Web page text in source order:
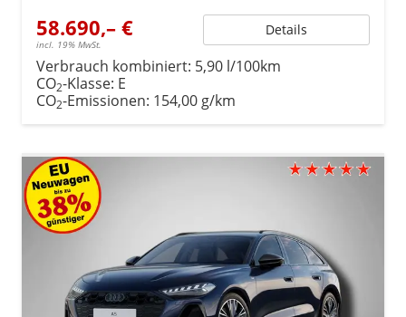
58.690,– €
incl. 19% MwSt.
Details
Verbrauch kombiniert: 5,90 l/100km
CO2-Klasse: E
CO2-Emissionen: 154,00 g/km